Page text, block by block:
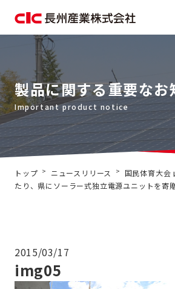
製品に関する重要なお
トップ > ニュースリリース >
国民体育大会
たり、県にソーラー式独立電源ユニットを寄贈
2015/03/17
img05